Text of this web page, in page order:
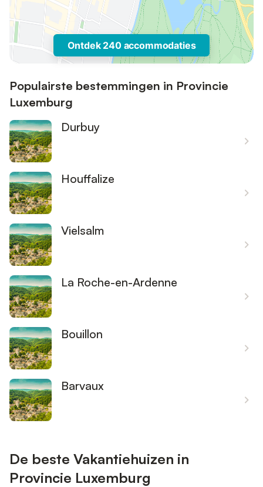
Ontdek 240 accommodaties
Populairste bestemmingen in Provincie
Luxemburg
Durbuy
Houffalize
Vielsalm
La Roche-en-Ardenne
Bouillon
Barvaux
De beste Vakantiehuizen in
Provincie Luxemburg